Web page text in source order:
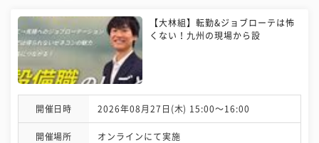
【大林組】転勤&ジョブローテは怖
くない！九州の現場から設
開催日時 2026年08月27日(木) 15:00〜16:00
開催場所 オンラインにて実施